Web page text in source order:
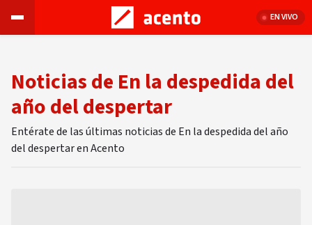
EN VIVO
Noticias de En la despedida del
año del despertar
Entérate de las últimas noticias de En la despedida del año
del despertar en Acento